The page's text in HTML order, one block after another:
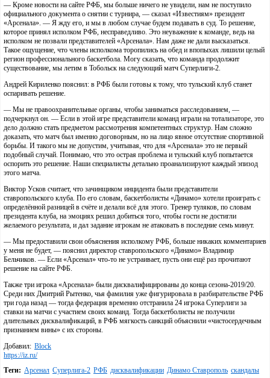
— Кроме новости на сайте РФБ, мы больше ничего не увидели, нам не поступило
официального документа о снятии с турнира, — сказал «Известиям» президент
«Арсенала». — Я жду его, и мы в любом случае будем подавать в суд. То решение,
которое принял исполком РФБ, несправедливо. Это неуважение к команде, ведь на
исполком не позвали представителей «Арсенала». Нам даже не дали высказаться.
Такое ощущение, что члены исполкома торопились на обед и впопыхах лишили целый
регион профессионального баскетбола. Могу сказать, что команда продолжит
существование, мы летим в Тобольск на следующий матч Суперлиги-2.
Андрей Кириленко пояснил: в РФБ были готовы к тому, что тульский клуб станет
оспаривать решение.
— Мы не правоохранительные органы, чтобы заниматься расследованием, —
подчеркнул он. — Если в этой игре представители команд играли на тотализаторе, это
дело должно стать предметом рассмотрения компетентных структур. Нам сложно
доказать, что матч был именно договорным, но на лицо явное отсутствие спортивной
борьбы. И такого мы не допустим, учитывая, что для «Арсенала» это не первый
подобный случай. Понимаю, что это острая проблема и тульский клуб попытается
оспорить это решение. Наши специалисты детально проанализируют каждый эпизод
этого матча.
Виктор Усков считает, что зачинщиком инцидента были представители
ставропольского клуба. По его словам, баскетболисты «Динамо» хотели проиграть с
определённой разницей в счёте и делали всё для этого. Тренер туляков, по словам
президента клуба, на эмоциях решил добиться того, чтобы гости не достигли
желаемого результата, и дал задание игрокам не атаковать в последние семь минут.
— Мы предоставили свои объяснения исполкому РФБ, больше никаких комментариев
у меня не будет, — пояснил директор ставропольского «Динамо» Владимир
Бельчиков. — Если «Арсенал» что-то не устраивает, пусть они ещё раз прочитают
решение на сайте РФБ.
Также три игрока «Арсенала» были дисквалифицированы до конца сезона-2019/20.
Среди них Дмитрий Рытенко, чья фамилия уже фигурировала в разбирательстве РФБ
три года назад — тогда федерация временно отстранила 24 игрока Суперлиги за
ставки на матчи с участием своих команд. Тогда баскетболисты не получили
длительных дисквалификаций, в РФБ мягкость санкций объяснили «чистосердечным
признанием вины» с их стороны.
Добавил: Block
https://iz.ru/
Теги: Арсенал Суперлига-2 РФБ дисквалификации Динамо Ставрополь скандалы